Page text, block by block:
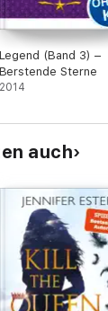
Legend (Band 3) –
Berstende Sterne
2014
auch